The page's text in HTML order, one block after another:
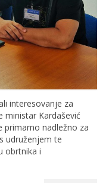
interesovanje za
ministar Kardašević
primarno nadležno za
udruženjem te
obrtnika i